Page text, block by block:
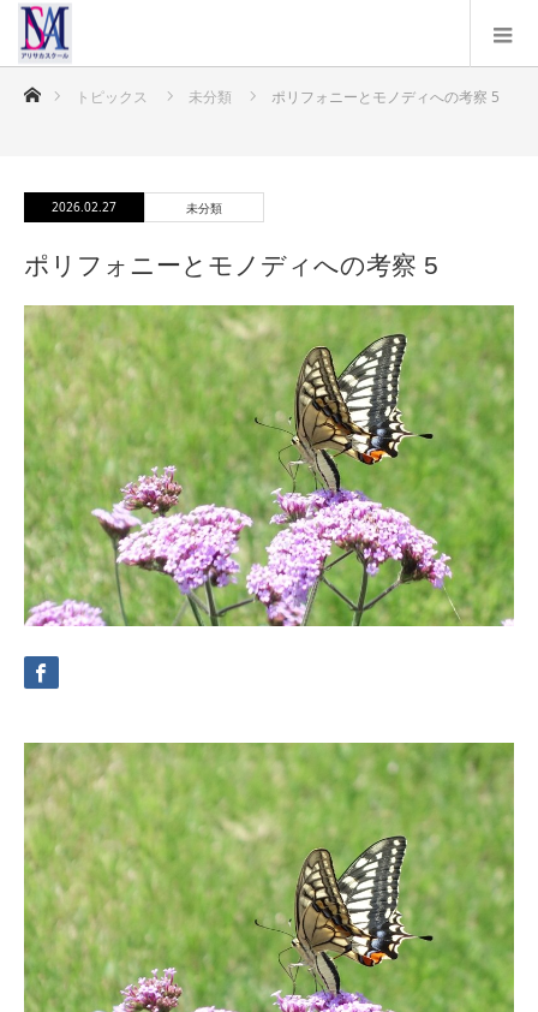
ホームトピックス 未分類 ポリフォニーとモノディへの考察 5
2026.02.27 未分類
ポリフォニーとモノディへの考察 5